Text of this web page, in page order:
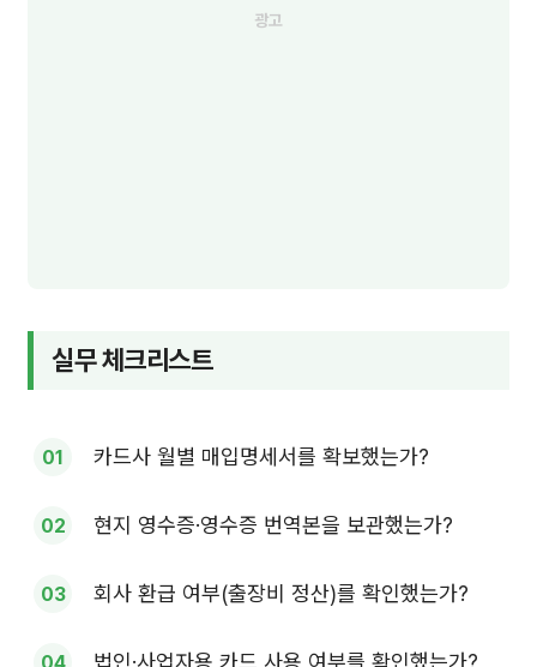
실무 체크리스트
카드사 월별 매입명세서를 확보했는가?
현지 영수증·영수증 번역본을 보관했는가?
회사 환급 여부(출장비 정산)를 확인했는가?